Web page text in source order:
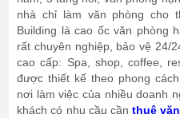
nhà chỉ làm văn phòng cho
Building là cao ốc văn phòng
rất chuyên nghiệp, bảo vệ 24/
cao cấp: Spa, shop, coffee,
được thiết kế theo phong
nơi làm việc của nhiều doanh
khách có nhu cầu cầnthuê